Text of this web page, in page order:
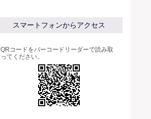
スマートフォンからアクセス
QRコードをバーコードリーダーで読み取
ってください。